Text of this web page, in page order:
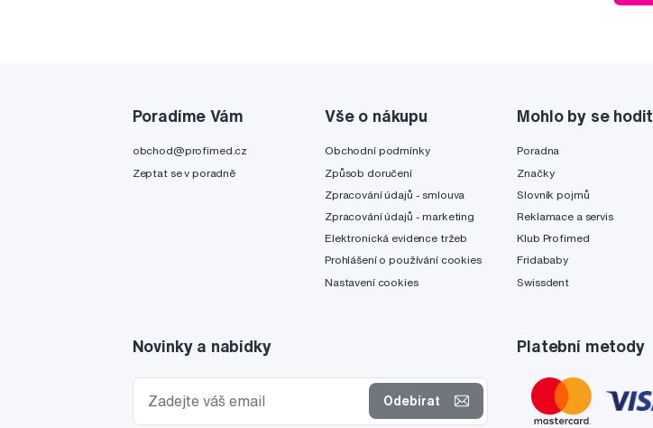
Poradíme Vám
obchod@profimed.cz
Zeptat se v poradně
Vše o nákupu
Obchodní podmínky
Způsob doručení
Zpracování údajů - smlouva
Zpracování údajů - marketing
Elektronická evidence tržeb
Prohlášení o používání cookies
Nastavení cookies
Mohlo by se hodit
Poradna
Značky
Slovník pojmů
Reklamace a servis
Klub Profimed
Fridababy
Swissdent
Novinky a nabídky
Odebírat
Platební metody